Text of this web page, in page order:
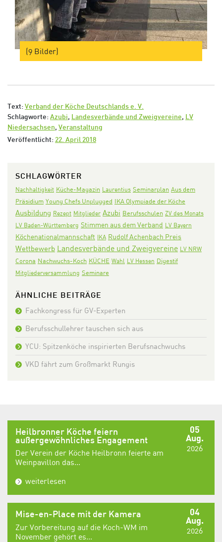
(9 Bilder)
Text: Verband der Köche Deutschlands e. V.
Schlagworte: Azubi, Landesverbände und Zweigvereine,
LV
Niedersachsen, Veranstaltung
Veröffentlicht: 22. April 2018
SCHLAGWÖRTER
Nachhaltigkeit Küche-Magazin Laurentius Seminarplan Aus dem
Präsidium Young Chefs Unplugged IKA Olympiade der Köche
Ausbildung Rezept Mitglieder Azubi Berufsschulen ZV des Monats
LV Baden-Württemberg Stimmen aus dem Verband LV Bayern
Köchenationalmannschaft IKA Rudolf Achenbach Preis
Wettbewerb Landesverbände und Zweigvereine LV NRW
Corona Nachwuchs-Koch KÜCHE Wahl LV Hessen Digestif
Mitgliederversammlung Seminare
ÄHNLICHE BEITRÄGE
Fachkongress für GV-Experten
Berufsschullehrer tauschen sich aus
YCU: Spitzenköche inspirierten Berufsnachwuchs
VKD fährt zum Großmarkt Rungis
05
Aug.
2026
Heilbronner Köche feiern
außergewöhnliches Engagement
Der Verein der Köche Heilbronn feierte am
Weinpavillon das...
weiterlesen
04
Aug.
2026
Mise-en-Place mit der Kamera
Zur Vorbereitung auf die Koch-WM im
November gehört es...